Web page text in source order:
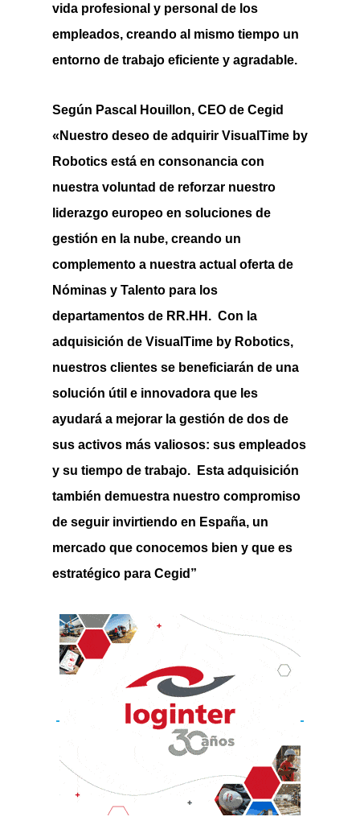
vida profesional y personal de los
empleados, creando al mismo tiempo un
entorno de trabajo eficiente y agradable.
Según Pascal Houillon, CEO de Cegid
«Nuestro deseo de adquirir VisualTime by
Robotics está en consonancia con
nuestra voluntad de reforzar nuestro
liderazgo europeo en soluciones de
gestión en la nube, creando un
complemento a nuestra actual oferta de
Nóminas y Talento para los
departamentos de RR.HH. Con la
adquisición de VisualTime by Robotics,
nuestros clientes se beneficiarán de una
solución útil e innovadora que les
ayudará a mejorar la gestión de dos de
sus activos más valiosos: sus empleados
y su tiempo de trabajo.
Esta adquisición
también demuestra nuestro compromiso
de seguir invirtiendo en España, un
mercado que conocemos bien y que es
estratégico para Cegid”